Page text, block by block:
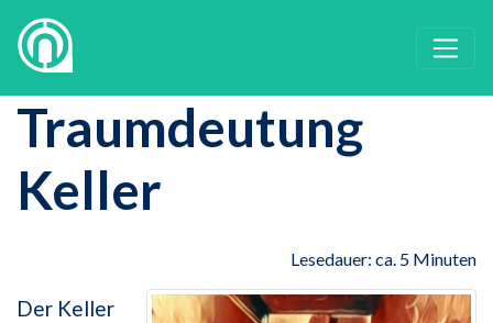
Traumdeutung
Keller
Lesedauer: ca. 5 Minuten
Der Keller